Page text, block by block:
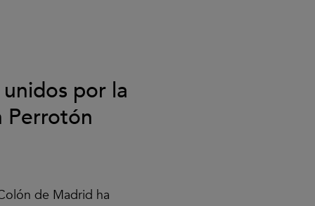
por la
Perrotón
de Madrid ha